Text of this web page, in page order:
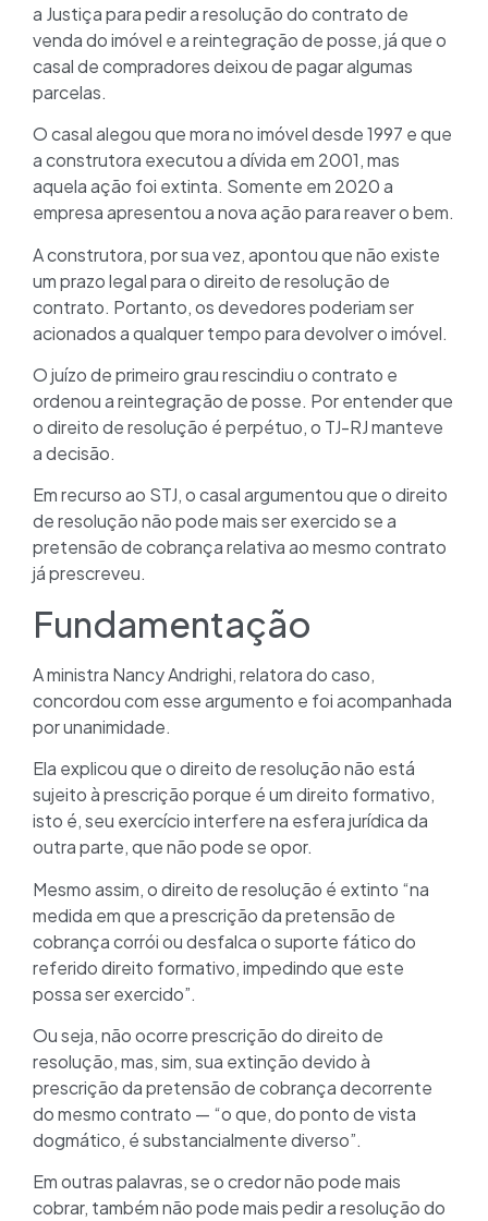
a Justiça para pedir a resolução do contrato de
venda do imóvel e a reintegração de posse, já que o
casal de compradores deixou de pagar algumas
parcelas.
O casal alegou que mora no imóvel desde 1997 e que
a construtora executou a dívida em 2001, mas
aquela ação foi extinta. Somente em 2020 a
empresa apresentou a nova ação para reaver o bem.
A construtora, por sua vez, apontou que não existe
um prazo legal para o direito de resolução de
contrato. Portanto, os devedores poderiam ser
acionados a qualquer tempo para devolver o imóvel.
O juízo de primeiro grau rescindiu o contrato e
ordenou a reintegração de posse. Por entender que
o direito de resolução é perpétuo, o TJ-RJ manteve
a decisão.
Em recurso ao STJ, o casal argumentou que o direito
de resolução não pode mais ser exercido se a
pretensão de cobrança relativa ao mesmo contrato
já prescreveu.
Fundamentação
A ministra Nancy Andrighi, relatora do caso,
concordou com esse argumento e foi acompanhada
por unanimidade.
Ela explicou que o direito de resolução não está
sujeito à prescrição porque é um direito formativo,
isto é, seu exercício interfere na esfera jurídica da
outra parte, que não pode se opor.
Mesmo assim, o direito de resolução é extinto “na
medida em que a prescrição da pretensão de
cobrança corrói ou desfalca o suporte fático do
referido direito formativo, impedindo que este
possa ser exercido”.
Ou seja, não ocorre prescrição do direito de
resolução, mas, sim, sua extinção devido à
prescrição da pretensão de cobrança decorrente
do mesmo contrato — “o que, do ponto de vista
dogmático, é substancialmente diverso”.
Em outras palavras, se o credor não pode mais
cobrar, também não pode mais pedir a resolução do